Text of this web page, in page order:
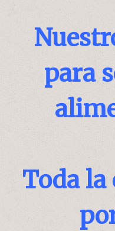
para
Toda